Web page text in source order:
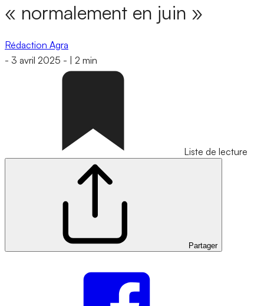
« normalement en juin »
Rédaction Agra
- 3 avril 2025 - 2 min
Liste de lecture
Partager